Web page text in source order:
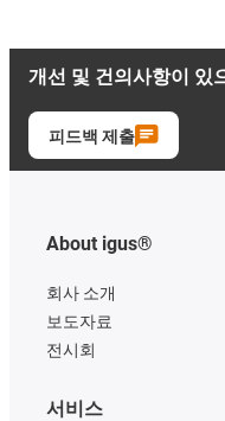
개선 및 건의사항이 있
피드백 제출
About igus®
회사 소개
보도자료
전시회
서비스